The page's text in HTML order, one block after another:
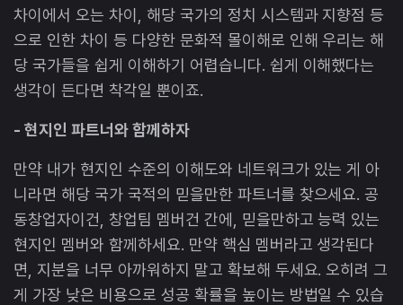
차이에서 오는 차이, 해당 국가의 정치 시스템과 지향점 등
으로 인한 차이 등 다양한 문화적 몰이해로 인해 우리는 해
당 국가들을 쉽게 이해하기 어렵습니다. 쉽게 이해했다는
생각이 든다면 착각일 뿐이죠.
- 현지인 파트너와 함께하자
만약 내가 현지인 수준의 이해도와 네트워크가 있는 게 아
니라면 해당 국가 국적의 믿을만한 파트너를 찾으세요. 공
동창업자이건, 창업팀 멤버건 간에, 믿을만하고 능력 있는
현지인 멤버와 함께하세요. 만약 핵심 멤버라고 생각된다
면, 지분을 너무 아까워하지 말고 확보해 두세요. 오히려 그
게 가장 낮은 비용으로 성공 확률을 높이는 방법일 수 있습